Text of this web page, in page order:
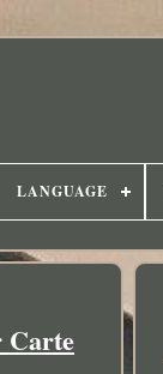
LANGUAGE
Carte